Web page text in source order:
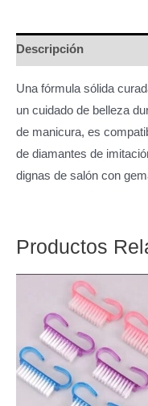
de
cantidad
Descripción
Una fórmula sólida
un cuidado de belleza
de manicura, es
de diamantes de
dignas de salón con
Productos